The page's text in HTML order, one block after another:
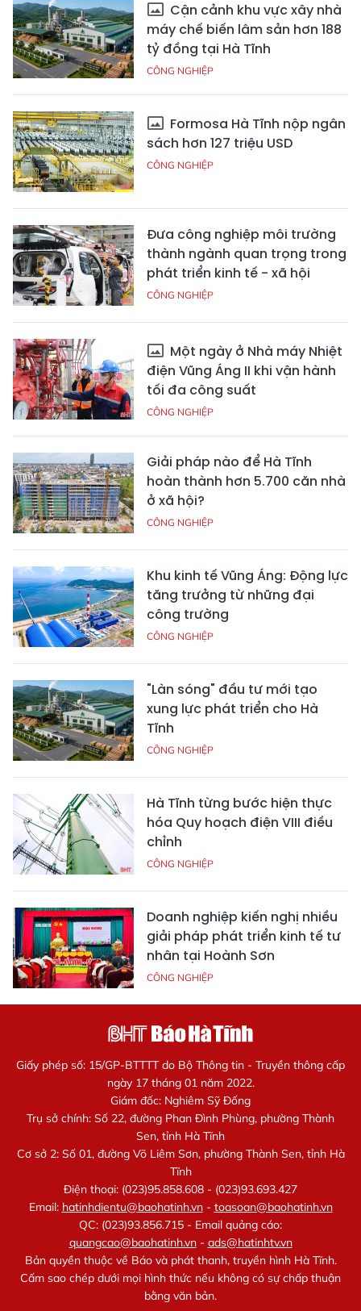
Cận cảnh khu vực xây nhà
máy chế biến lâm sản hơn 188
tỷ đồng tại Hà Tĩnh
CÔNG NGHIỆP
Formosa Hà Tĩnh nộp ngân
sách hơn 127 triệu USD
CÔNG NGHIỆP
Đưa công nghiệp môi trường
thành ngành quan trọng trong
phát triển kinh tế - xã hội
CÔNG NGHIỆP
Một ngày ở Nhà máy Nhiệt
điện Vũng Áng II khi vận hành
tối đa công suất
CÔNG NGHIỆP
Giải pháp nào để Hà Tĩnh
hoàn thành hơn 5.700 căn nhà
ở xã hội?
CÔNG NGHIỆP
Khu kinh tế Vũng Áng: Động lực
tăng trưởng từ những đại
công trường
CÔNG NGHIỆP
"Làn sóng" đầu tư mới tạo
xung lực phát triển cho Hà
Tĩnh
CÔNG NGHIỆP
Hà Tĩnh từng bước hiện thực
hóa Quy hoạch điện VIII điều
chỉnh
CÔNG NGHIỆP
Doanh nghiệp kiến nghị nhiều
giải pháp phát triển kinh tế tư
nhân tại Hoành Sơn
CÔNG NGHIỆP
Giấy phép số: 15/GP-BTTTT do Bộ Thông tin - Truyền thông cấp
ngày 17 tháng 01 năm 2022.
Giám đốc: Nghiêm Sỹ Đống
Trụ sở chính: Số 22, đường Phan Đình Phùng, phường Thành
Sen, tỉnh Hà Tĩnh
Cơ sở 2: Số 01, đường Võ Liêm Sơn, phường Thành Sen, tỉnh Hà
Tĩnh
Điện thoại: (023)95.858.608 - (023)93.693.427
Email: hatinhdientu@baohatinh.vn- toasoan@baohatinh.vn
QC: (023)93.856.715 - Email quảng cáo:
quangcao@baohatinh.vn- ads@hatinhtv.vn
Bản quyền thuộc về Báo và phát thanh, truyền hình Hà Tĩnh.
Cấm sao chép dưới mọi hình thức nếu không có sự chấp thuận
bằng văn bản.